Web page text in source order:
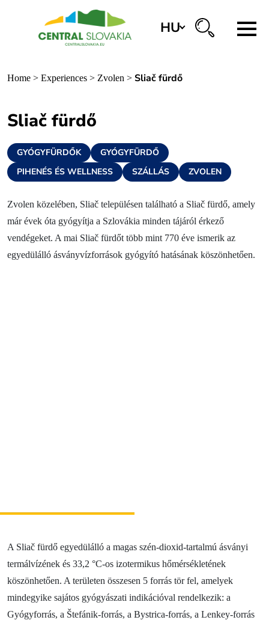
HU
Zvolen
Krupina
Információs központok
Tapasztalatok
Történelem és kultúra
Blog
Kapcsolat
Home > Experiences > Zvolen > Sliač fürdő
Sliač fürdő
GYÓGYFÜRDŐK
GYÓGYFÜRDŐ
PIHENÉS ÉS WELLNESS
SZÁLLÁS ZVOLEN
Zvolen közelében, Sliač településen található a Sliač fürdő, amely
már évek óta gyógyítja a Szlovákia minden tájáról érkező
vendégeket. A mai Sliač fürdőt több mint 770 éve ismerik az
egyedülálló ásványvízforrások gyógyító hatásának köszönhetően.
A Sliač fürdő egyedülálló a magas szén-dioxid-tartalmú ásványi
termálvízének és 33,2 °C-os izotermikus hőmérsékletének
köszönhetően. A területen összesen 5 forrás tör fel, amelyek
mindegyike sajátos gyógyászati indikációval rendelkezik: a
Gyógyforrás, a Štefánik-forrás, a Bystrica-forrás, a Lenkey-forrás